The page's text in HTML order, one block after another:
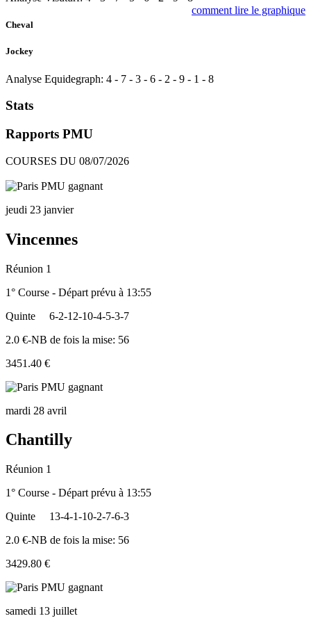
comment lire le graphique
Cheval
Jockey
Analyse Equidegraph: 4 - 7 - 3 - 6 - 2 - 9 - 1 - 8
Stats
Rapports PMU
COURSES DU 08/07/2026
jeudi 23 janvier
Vincennes
Réunion 1
1° Course - Départ prévu à 13:55
Quinte
6-2-12-10-4-5-3-7
2.0 €-NB de fois la mise: 56
3451.40 €
mardi 28 avril
Chantilly
Réunion 1
1° Course - Départ prévu à 13:55
Quinte
13-4-1-10-2-7-6-3
2.0 €-NB de fois la mise: 56
3429.80 €
samedi 13 juillet